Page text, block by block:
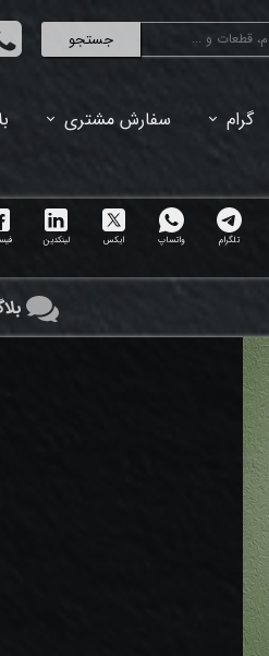
جستجو
گرام سفارش مشتری
تلگرام واتساپ ایکس لینکدین